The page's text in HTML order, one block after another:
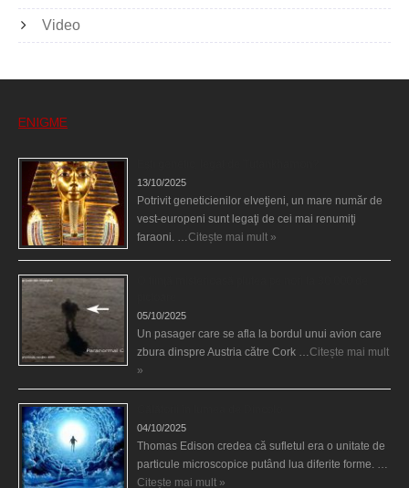
Video
ENIGME
13/10/2025
Potrivit geneticienilor elveţieni, un mare număr de
vest-europeni sunt legaţi de cei mai renumiţi
faraoni. …Citește mai mult »
05/10/2025
Un pasager care se afla la bordul unui avion care
zbura dinspre Austria către Cork …Citește mai mult
»
04/10/2025
Thomas Edison credea că sufletul era o unitate de
particule microscopice putând lua diferite forme. …
Citește mai mult »